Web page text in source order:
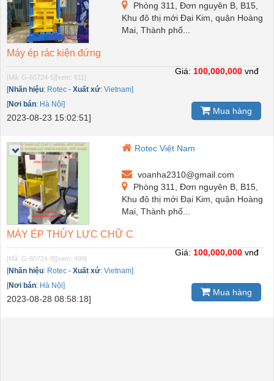
Phòng 311, Đơn nguyên B, B15,
Khu đô thị mới Đại Kim, quận Hoàng
Mai, Thành phố...
Máy ép rác kiện đứng
[Mã: G-60724-5] [xem: 611]
[Nhãn hiệu: Rotec - Xuất xứ: Vietnam]
[Nơi bán: Hà Nội]
2023-08-23 15:02:51]
Giá: 100,000,000 vnđ
Mua hàng
Rotec Việt Nam
voanha2310@gmail.com
Phòng 311, Đơn nguyên B, B15,
Khu đô thị mới Đại Kim, quận Hoàng
Mai, Thành phố...
MÁY ÉP THỦY LỰC CHỮ C
[Mã: G-60724-8] [xem: 499]
[Nhãn hiệu: Rotec - Xuất xứ: Vietnam]
[Nơi bán: Hà Nội]
2023-08-28 08:58:18]
Giá: 100,000,000 vnđ
Mua hàng